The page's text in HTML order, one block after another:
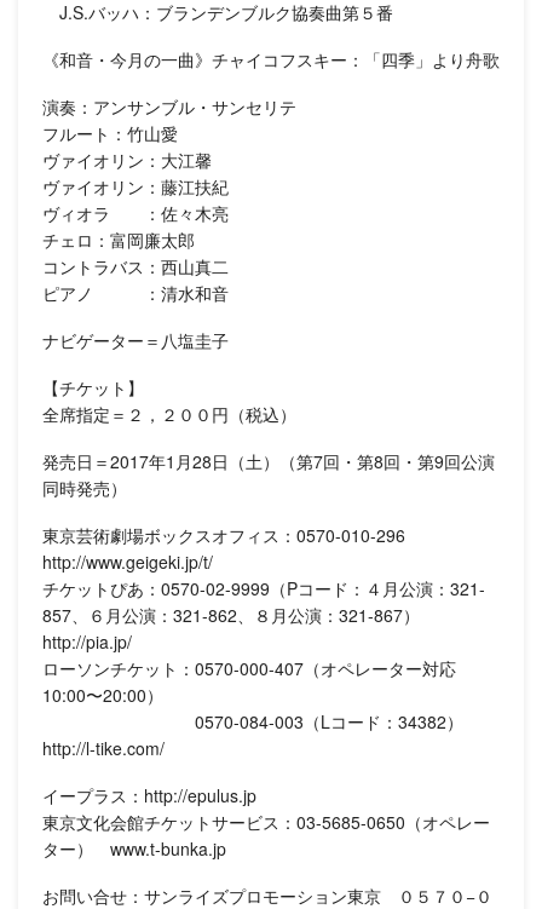
J.S.バッハ：ブランデンブルク協奏曲第５番
《和音・今月の一曲》チャイコフスキー：「四季」より舟歌
演奏：アンサンブル・サンセリテ
フルート：竹山愛
ヴァイオリン：大江馨
ヴァイオリン：藤江扶紀
ヴィオラ ：佐々木亮
チェロ：富岡廉太郎
コントラバス：西山真二
ピアノ ：清水和音
ナビゲーター＝八塩圭子
【チケット】
全席指定＝２，２００円（税込）
発売日＝2017年1月28日（土）（第7回・第8回・第9回公演
同時発売）
東京芸術劇場ボックスオフィス：0570-010-296
http://www.geigeki.jp/t/
チケットぴあ：0570-02-9999（Pコード：４月公演：321-
857、６月公演：321-862、８月公演：321-867）
http://pia.jp/
ローソンチケット：0570-000-407（オペレーター対応
10:00〜20:00）
0570-084-003（Lコード：34382）
http://l-tike.com/
イープラス：http://epulus.jp
東京文化会館チケットサービス：03-5685-0650（オペレー
ター） www.t-bunka.jp
お問い合せ：サンライズプロモーション東京 ０５７０−０